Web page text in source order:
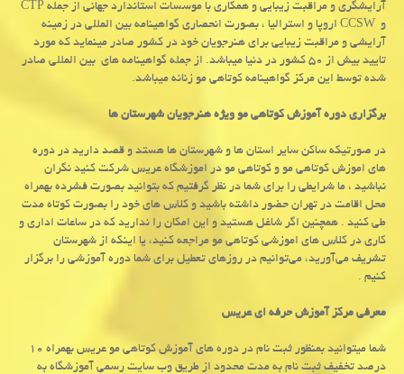
آرایشگری و مراقبت زیبایی و همکاری با موسسات استاندارد جهانی از جملهCTP
و CCSWاروپا و استرالیا ، بصورت انحصاری گواهینامه بین المللی در زمینه
آرایشی و مراقبت زیبایی برای هنرجویان خود در کشور صادر مینماید که مورد
تایید بیش از ۵۰ کشور در دنیا میباشد. از جمله گواهینامه های بین المللی صادر
شده توسط این مرکز گواهینامه کوتاهی مو زنانه میباشد.
برگزاری دوره آموزش کوتاهی مو ویژه هنرجویان شهرستان ها
در صورتیکه ساکن سایر استان ها و شهرستان ها هستد و قصد دارید در دوره
های اموزش کوتاهی مو و کوتاهی مو در اموزشگاه عریس شرکت کنید نگران
نباشید ، ما شرایطی را برای شما در نظر گرفتیم که بتوانید بصورت فشرده بهمراه
محل اقامت در تهران حضور داشته باشید و کلاس های خود را بصورت کوتاه مدت
طی کنید . همچنین اگر شاغل هستید و این امکان را ندارید که در ساعات اداری و
کاری در کلاس های اموزشی کوتاهی مو مراجعه کنید، یا اینکه از شهرستان
تشریف می‌آورید، می‌توانیم در روزهای تعطیل برای شما دوره آموزشی را برگزار
کنیم .
معرفی مرکز آموزش حرفه ای عریس
شما میتوانید بمنظور ثبت نام در دوره های آموزش کوتاهی مو عریس بهمراه ۱۰
درصد تخفیف ثبت نام به مدت محدود از طریق وب سایت رسمی آموزشگاه به